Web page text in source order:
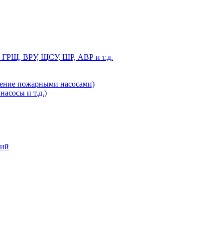
ГРЩ, ВРУ, ЩСУ, ШР, АВР и т.д.
пожарными насосами)
и т.д.)